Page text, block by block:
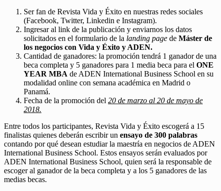
Ser fan de Revista Vida y Éxito en nuestras redes sociales
(Facebook, Twitter, Linkedin e Instagram).
Ingresar al link de la publicación y enviarnos los datos
solicitados en el formulario de la landing page de Máster de
los negocios con Vida y Éxito y ADEN.
Cantidad de ganadores: la promoción tendrá 1 ganador de una
beca completa y 5 ganadores para 1 media beca para el ONE
YEAR MBA de ADEN International Business School en su
modalidad online con semana académica en Madrid o
Panamá.
Fecha de la promoción del 20 de marzo al 20 de mayo de
2018.
Entre todos los participantes, Revista Vida y Éxito escogerá a 15
finalistas quienes deberán escribir un ensayo de 300 palabras
contando por qué desean estudiar la maestría en negocios de ADEN
International Business School. Estos ensayos serán evaluados por
ADEN International Business School, quien será la responsable de
escoger al ganador de la beca completa y a los 5 ganadores de las
medias becas.